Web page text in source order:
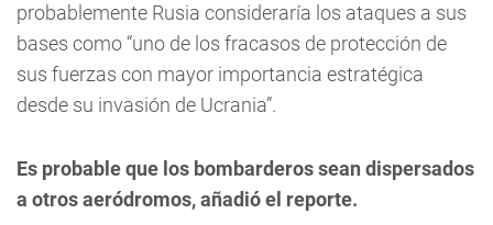
probablemente Rusia consideraría los ataques a sus
bases como “uno de los fracasos de protección de
sus fuerzas con mayor importancia estratégica
desde su invasión de Ucrania”.
Es probable que los bombarderos sean dispersados
a otros aeródromos, añadió el reporte.